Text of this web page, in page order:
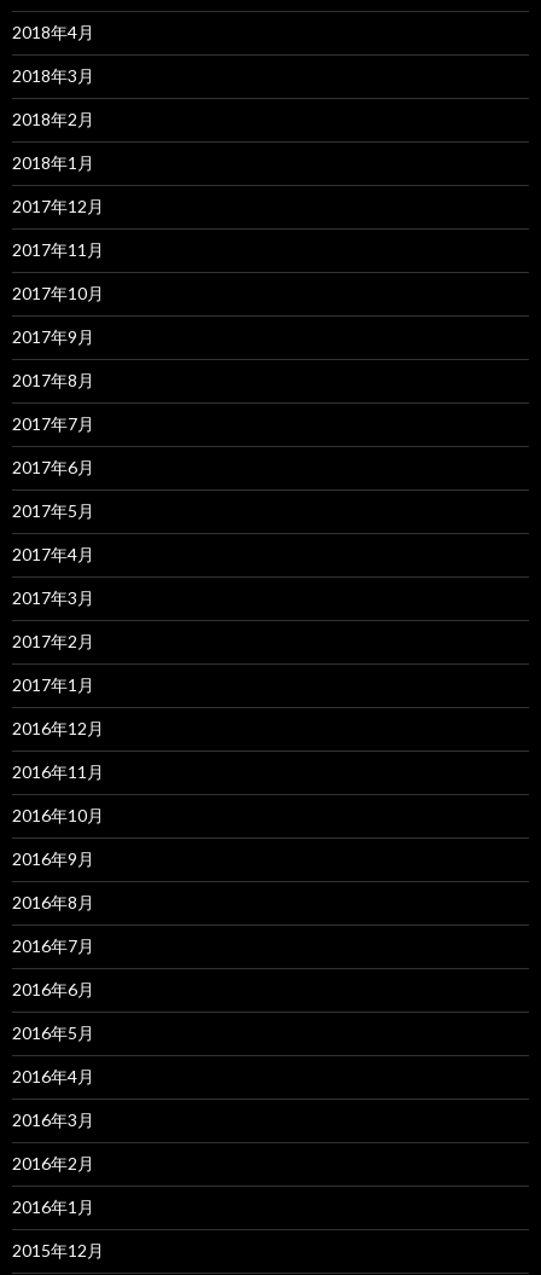
2018年4月
2018年3月
2018年2月
2018年1月
2017年12月
2017年11月
2017年10月
2017年9月
2017年8月
2017年7月
2017年6月
2017年5月
2017年4月
2017年3月
2017年2月
2017年1月
2016年12月
2016年11月
2016年10月
2016年9月
2016年8月
2016年7月
2016年6月
2016年5月
2016年4月
2016年3月
2016年2月
2016年1月
2015年12月